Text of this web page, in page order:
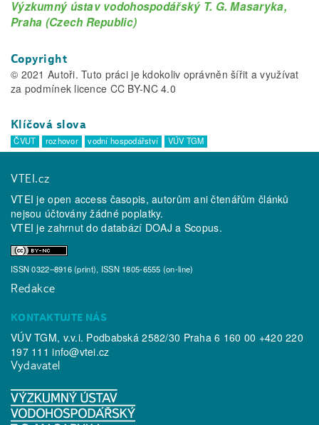
Výzkumný ústav vodohospodářský T. G. Masaryka,
Praha (Czech Republic)
Copyright
© 2021 Autoři. Tuto práci je kdokoliv oprávněn šířit a využívat
za podmínek licence CC BY-NC 4.0
Klíčová slova
ČVUT rozhovor vodní hospodářství VÚV TGM
VTEI.cz
VTEI je open access časopis, autorům ani čtenářům článků
nejsou účtovány žádné poplatky.
VTEI je zahrnut do databází DOAJ a Scopus.
ISSN 0322–8916 (print), ISSN 1805-6555 (on-line)
Redakce
KONTAKTUJTE NÁS
VÚV TGM, v.v.i. Podbabská 2582/30 Praha 6 160 00 +420 220
197 111info@vtei.cz
Vydavatel